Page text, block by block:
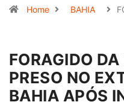
Home BAHIA
FORAGIDO
PRESO NO
BAHIA APÓS